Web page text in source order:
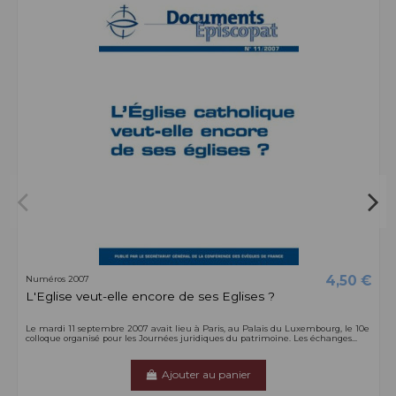
Numéros 2007 4,50 €
L'Eglise veut-elle encore de ses Eglises ?
Le mardi 11 septembre 2007 avait lieu à Paris, au Palais du Luxembourg, le 10e
colloque organisé pour les Journées juridiques du patrimoine. Les échanges...
Ajouter au panier